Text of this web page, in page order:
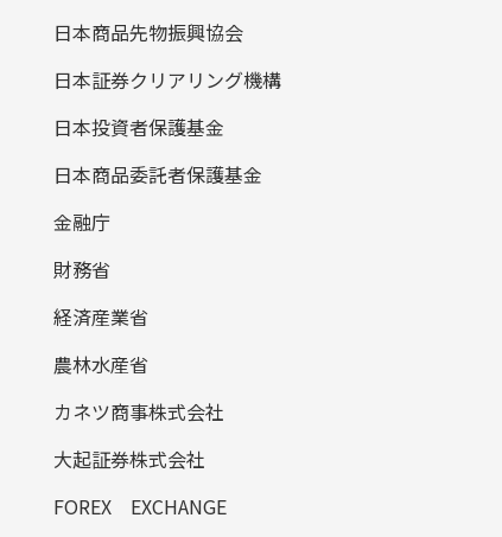
日本商品先物振興協会
日本証券クリアリング機構
日本投資者保護基金
日本商品委託者保護基金
金融庁
財務省
経済産業省
農林水産省
カネツ商事株式会社
大起証券株式会社
FOREX EXCHANGE